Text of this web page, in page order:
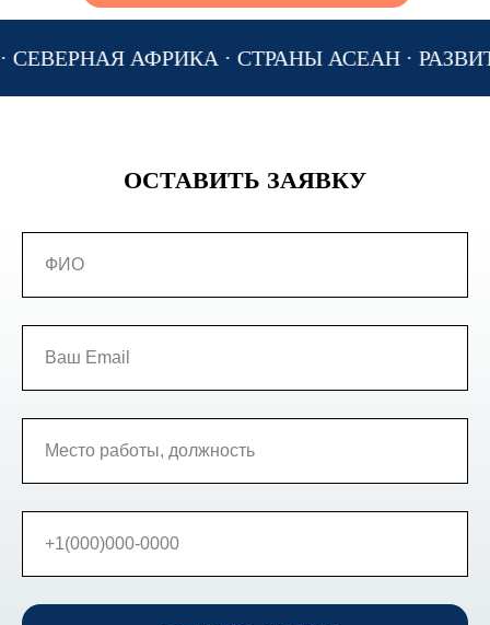
· СТРАНЫ АСЕАН · РАЗВИТАЯ АЗИЯ
ОСТАВИТЬ ЗАЯВКУ